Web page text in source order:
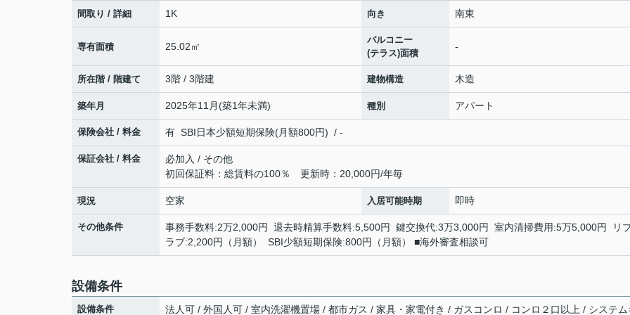
間取り / 詳細 1K 向き 南東
専有面積 25.02㎡
バルコニー
(テラス)面積
-
所在階 / 階建て 3階 / 3階建 建物構造 木造
築年月 2025年11月(築1年未満) 種別 アパート
保険会社 / 料金 有 SBI日本少額短期保険(月額800円) / -
保証会社 / 料金
必加入 / その他
初回保証料：総賃料の100％ 更新時：20,000円/年毎
現況 空家 入居可能時期 即時
その他条件
事務手数料:2万2,000円 退去時精算手数料:5,500円 鍵交換代:3万3,000円 室内清掃費用:5万5,000円 リ
ラブ:2,200円（月額） SBI少額短期保険:800円（月額） ■海外審査相談可
設備条件
設備条件 法人可 / 外国人可 / 室内洗濯機置場 / 都市ガス / 家具・家電付き / ガスコンロ / コンロ２口以上 / システム